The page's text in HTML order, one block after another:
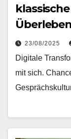
23/08/2025
Digitale
mit sich.